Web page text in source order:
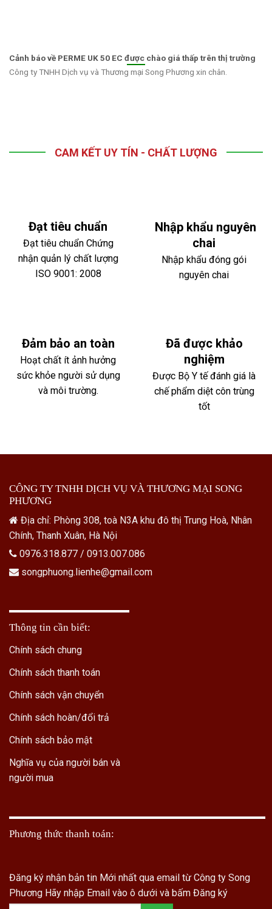
Cảnh báo về PERME UK 50 EC được chào giá thấp trên thị trường
Công ty TNHH Dịch vụ và Thương mại Song Phương xin chân.
CAM KẾT UY TÍN - CHẤT LƯỢNG
Đạt tiêu chuẩn
Đạt tiêu chuẩn Chứng
nhận quản lý chất lượng
ISO 9001: 2008
Nhập khẩu nguyên
chai
Nhập khẩu đóng gói
nguyên chai
Đảm bảo an toàn
Hoạt chất ít ảnh hưởng
sức khỏe người sử dụng
và môi trường.
Đã được khảo
nghiệm
Được Bộ Y tế đánh giá là
chế phẩm diệt côn trùng
tốt
CÔNG TY TNHH DỊCH VỤ VÀ THƯƠNG MẠI SONG
PHƯƠNG
Địa chỉ: Phòng 308, toà N3A khu đô thị Trung Hoà, Nhân
Chính, Thanh Xuân, Hà Nội
0976.318.877 / 0913.007.086
songphuong.lienhe@gmail.com
Thông tin cần biết:
Chính sách chung
Chính sách thanh toán
Chính sách vận chuyển
Chính sách hoàn/đổi trả
Chính sách bảo mật
Nghĩa vụ của người bán và
người mua
Phương thức thanh toán:
Đăng ký nhận bản tin Mới nhất qua email từ Công ty Song
Phương Hãy nhập Email vào ô dưới và bấm Đăng ký